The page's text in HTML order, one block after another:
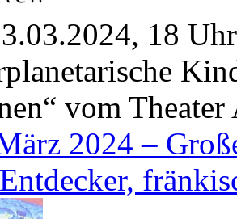
18 Uhr
vom
2024 –